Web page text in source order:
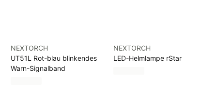
NEXTORCH
UT51L Rot-blau blinkendes
Warn-Signalband
NEXTORCH
LED-Helmlampe rStar